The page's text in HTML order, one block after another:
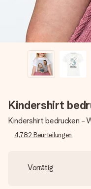
Kindershirt
Kindershirt bedrucken -
4,782 Beurteilungen
Vorrätig